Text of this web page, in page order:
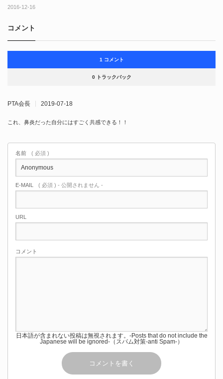
2016-12-16
コメント
1 コメント
0 トラックバック
PTA会長 2019-07-18
これ、鼻炎だった自分にはすごく共感できる！！
名前 ( 必須 )
E-MAIL ( 必須 ) - 公開されません -
URL
コメント
日本語が含まれない投稿は無視されます。-Posts that do not include the
Japanese will be ignored-（スパム対策-anti Spam-）